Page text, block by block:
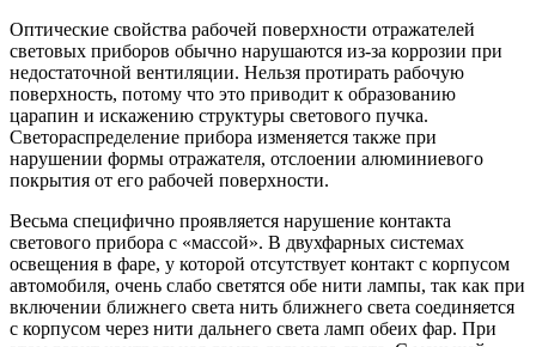
Оптические свойства рабочей поверхности отражателей
световых приборов обычно нарушаются из-за коррозии при
недостаточной вентиляции. Нельзя протирать рабочую
поверхность, потому что это приводит к образованию
царапин и искажению структуры светового пучка.
Светораспределение прибора изменяется также при
нарушении формы отражателя, отслоении алюминиевого
покрытия от его рабочей поверхности.
Весьма специфично проявляется нарушение контакта
светового прибора с «массой». В двухфарных системах
освещения в фаре, у которой отсутствует контакт с корпусом
автомобиля, очень слабо светятся обе нити лампы, так как при
включении ближнего света нить ближнего света соединяется
с корпусом через нити дальнего света ламп обеих фар. При